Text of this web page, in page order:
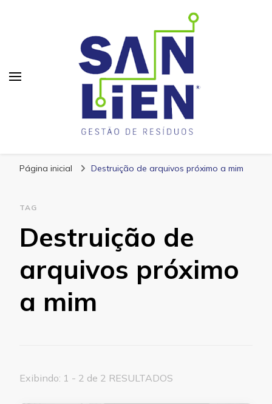
Página inicial Destruição de arquivos próximo a mim
TAG
Destruição de
arquivos próximo
a mim
Exibindo: 1 - 2 de 2 RESULTADOS